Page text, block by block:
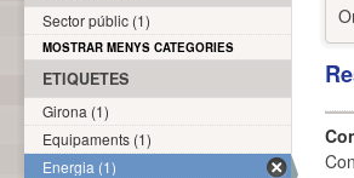
Sector públic (1)
MOSTRAR MENYS CATEGORIES
ETIQUETES
Girona (1)
Equipaments (1)
Energia (1)